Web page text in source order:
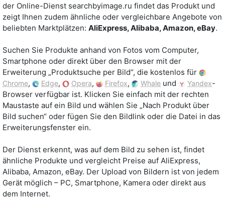
der Online-Dienst searchbyimage.ru findet das Produkt und
zeigt Ihnen zudem ähnliche oder vergleichbare Angebote von
beliebten Marktplätzen: AliExpress, Alibaba, Amazon, eBay.
Suchen Sie Produkte anhand von Fotos vom Computer,
Smartphone oder direkt über den Browser mit der
Erweiterung „Produktsuche per Bild“, die kostenlos für
Chrome, Edge, Opera, Firefox, Whale und Yandex-
Browser verfügbar ist. Klicken Sie einfach mit der rechten
Maustaste auf ein Bild und wählen Sie „Nach Produkt über
Bild suchen“ oder fügen Sie den Bildlink oder die Datei in das
Erweiterungsfenster ein.
Der Dienst erkennt, was auf dem Bild zu sehen ist, findet
ähnliche Produkte und vergleicht Preise auf AliExpress,
Alibaba, Amazon, eBay. Der Upload von Bildern ist von jedem
Gerät möglich – PC, Smartphone, Kamera oder direkt aus
dem Internet.